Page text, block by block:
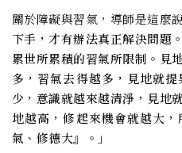
關於障礙與習氣，導師是這麼
下手，才有辦法真正解決問題
累世所累積的習氣所限制。見
多，習氣去得越多，見地就
少，意識就越來越清淨，見地
地越高，修起來機會就越大
氣、修德大』。」